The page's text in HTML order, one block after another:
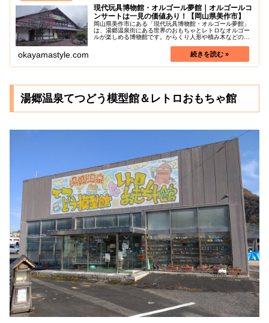
現代玩具博物館・オルゴール夢館｜オルゴールコ
ンサートは一見の価値あり！【岡山県美作市】
岡山県美作市にある「現代玩具博物館・オルゴール夢館」
は、湯郷温泉街にある世界のおもちゃとレトロなオルゴー
ルが楽しめる博物館です。からくり人形や積み木などの海
okayamastyle.com
湯郷温泉てつどう模型館＆レトロおもちゃ館